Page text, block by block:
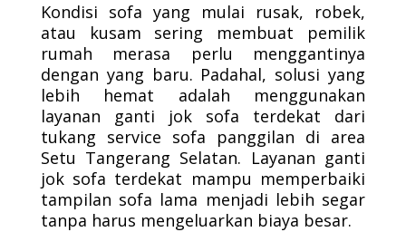
Kondisi sofa yang mulai rusak, robek,
atau kusam sering membuat pemilik
rumah merasa perlu menggantinya
dengan yang baru. Padahal, solusi yang
lebih hemat adalah menggunakan
layanan ganti jok sofa terdekat dari
tukang service sofa panggilan di area
Setu Tangerang Selatan. Layanan ganti
jok sofa terdekat mampu memperbaiki
tampilan sofa lama menjadi lebih segar
tanpa harus mengeluarkan biaya besar.